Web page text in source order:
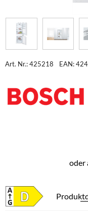
Art. Nr.: 425218 EAN:
oder